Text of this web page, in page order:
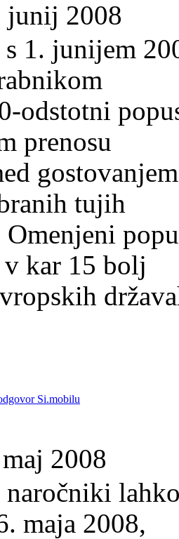
junij 2008
s 1. junijem
odstotni
prenosu
tujih
Omenjeni
kar 15 bolj
Si.mobilu
2008
naročniki
maja 2008,